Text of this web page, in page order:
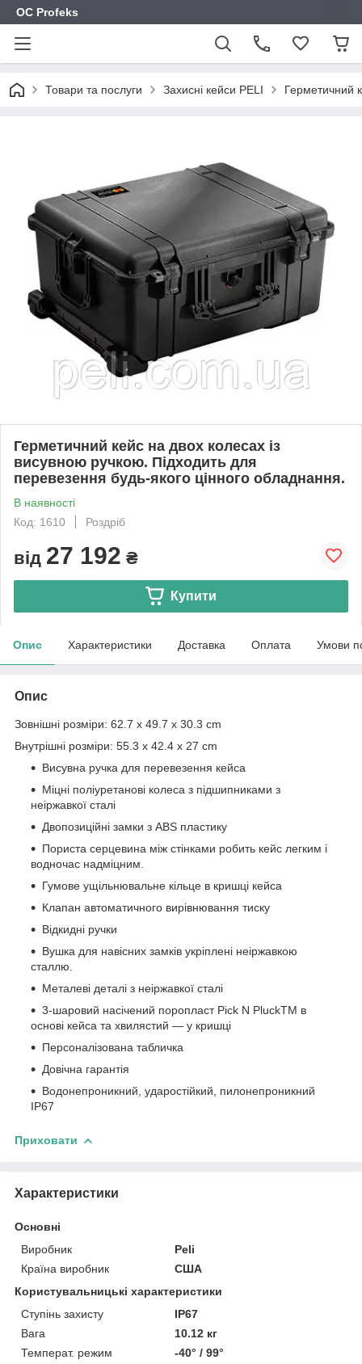
OC Profeks
Товари та послуги Захисні кейси PELI Герметичний
Герметичний кейс на двох колесах із
висувною ручкою. Підходить для
перевезення будь-якого цінного обладнання.
В наявності
Код: 1610
Роздріб
від 27 192 ₴
Купити
Опис Характеристики Доставка Оплата Умови
Опис
Зовнішні розміри: 62.7 x 49.7 x 30.3 cm
Внутрішні розміри: 55.3 x 42.4 x 27 cm
Висувна ручка для перевезення кейса
Міцні поліуретанові колеса з підшипниками з
неіржавкої сталі
Двопозиційні замки з ABS пластику
Пориста серцевина між стінками робить кейс легким і
водночас надміцним.
Гумове ущільнювальне кільце в кришці кейса
Клапан автоматичного вирівнювання тиску
Відкидні ручки
Вушка для навісних замків укріплені неіржавкою
сталлю.
Металеві деталі з неіржавкої сталі
3-шаровий насічений поропласт Pick N PluckTM в
основі кейса та хвилястий — у кришці
Персоналізована табличка
Довічна гарантія
Водонепроникний, ударостійкий, пилонепроникний
IP67
Приховати
Характеристики
Основні
Виробник
Peli
Країна виробник
США
Користувальницькі характеристики
Ступінь захисту
IP67
Вага
10.12 кг
Температ. режим
-40° / 99°